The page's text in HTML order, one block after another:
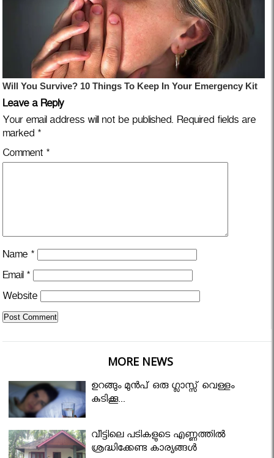
Leave a Reply
Your email address will not be published. Required fields are
marked *
Comment *
Name *
Email *
Website
MORE NEWS
ഉറങ്ങും മുന്‍പ് ഒരു ഗ്ലാസ്സ് വെള്ളം
കുടിക്കൂ...
വീട്ടിലെ പടികളുടെ എണ്ണത്തിൽ
ശ്രദ്ധിക്കേണ്ട കാര്യങ്ങൾ